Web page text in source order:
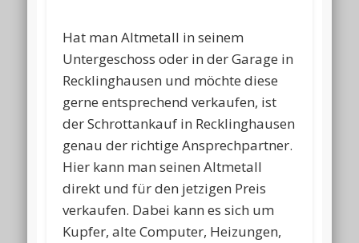
Hat man Altmetall in seinem
Untergeschoss oder in der Garage in
Recklinghausen und möchte diese
gerne entsprechend verkaufen, ist
der Schrottankauf in Recklinghausen
genau der richtige Ansprechpartner.
Hier kann man seinen Altmetall
direkt und für den jetzigen Preis
verkaufen. Dabei kann es sich um
Kupfer, alte Computer, Heizungen,